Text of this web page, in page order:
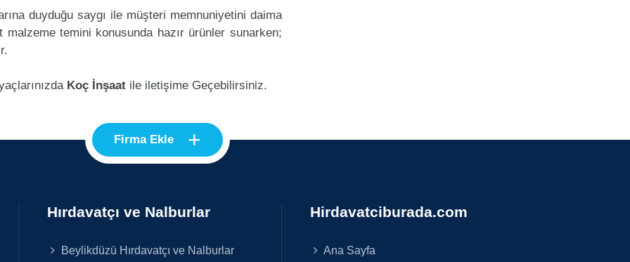
duyduğu saygı ile müşteri memnuniyetini daima
malzeme temini konusunda hazır ürünler sunarken;
Koç İnşaat ile iletişime Geçebilirsiniz.
Firma Ekle +
Hırdavatçı ve Nalburlar
Beylikdüzü Hırdavatçı ve Nalburlar
Hirdavatciburada.com
Ana Sayfa